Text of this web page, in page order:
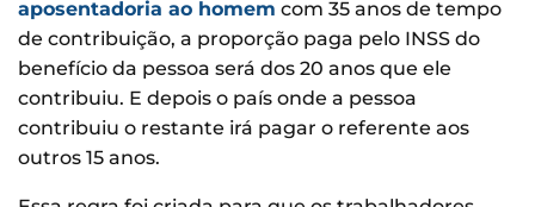
aposentadoria ao homem com 35 anos de tempo
de contribuição, a proporção paga pelo INSS do
benefício da pessoa será dos 20 anos que ele
contribuiu. E depois o país onde a pessoa
contribuiu o restante irá pagar o referente aos
outros 15 anos.